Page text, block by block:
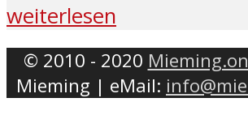
weiterlesen
© 2010 - 2020
Mieming | eMail: